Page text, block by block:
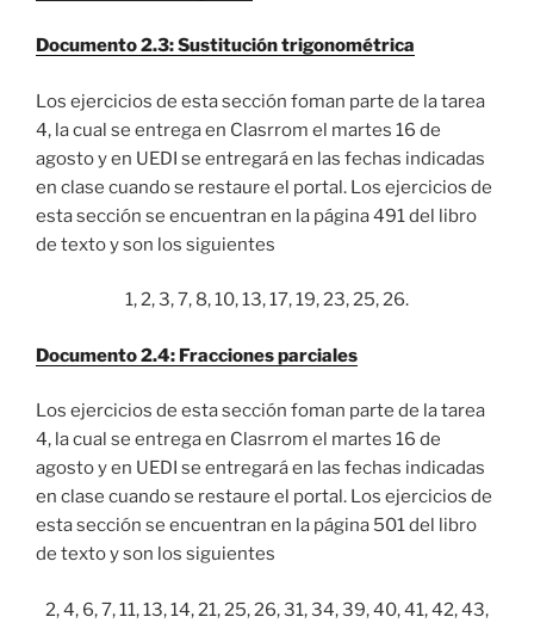
Documento 2.3: Sustitución trigonométrica
Los ejercicios de esta sección foman parte de la tarea
4, la cual se entrega en Clasrrom el martes 16 de
agosto y en UEDI se entregará en las fechas indicadas
en clase cuando se restaure el portal. Los ejercicios de
esta sección se encuentran en la página 491 del libro
de texto y son los siguientes
1, 2, 3, 7, 8, 10, 13, 17, 19, 23, 25, 26.
Documento 2.4: Fracciones parciales
Los ejercicios de esta sección foman parte de la tarea
4, la cual se entrega en Clasrrom el martes 16 de
agosto y en UEDI se entregará en las fechas indicadas
en clase cuando se restaure el portal. Los ejercicios de
esta sección se encuentran en la página 501 del libro
de texto y son los siguientes
2, 4, 6, 7, 11, 13, 14, 21, 25, 26, 31, 34, 39, 40, 41, 42, 43,